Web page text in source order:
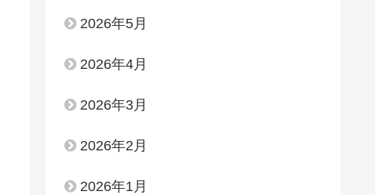
2026年5月
2026年4月
2026年3月
2026年2月
2026年1月